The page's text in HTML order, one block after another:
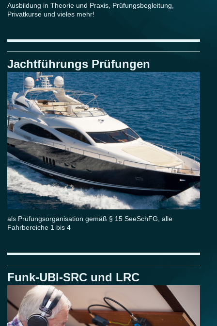
Ausbildung in Theorie und Praxis, Prüfungsbegleitung,
Privatkurse und vieles mehr!
Jachtführungs Prüfungen
als Prüfungsorganisation gemäß § 15 SeeSchFG, alle
Fahrbereiche 1 bis 4
Funk-UBI-SRC und LRC